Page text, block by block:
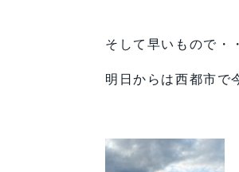
そして早いもので・
明日からは西都市で